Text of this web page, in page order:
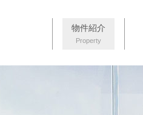
物件紹介
Property